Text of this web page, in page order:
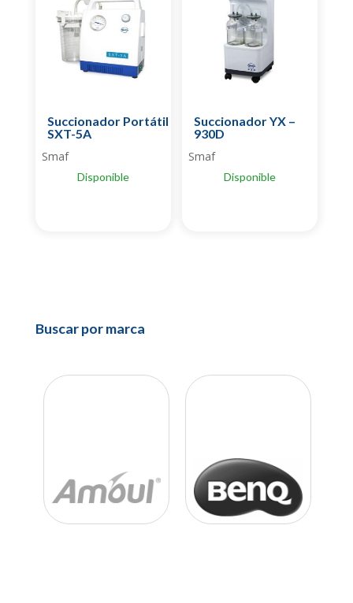
Succionador Portátil
SXT-5A
Smaf
Disponible
Succionador YX –
930D
Smaf
Disponible
Buscar por marca